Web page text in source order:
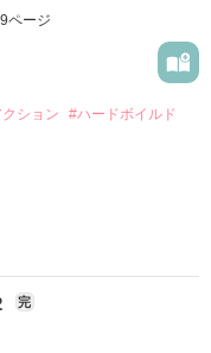
るか
ページ
ション
#ハードボイルド
を遂行する完璧なる
を、その手で変えた。
完